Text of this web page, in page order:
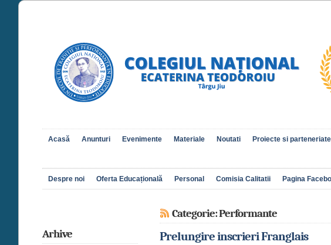
Acasă Anunturi Evenimente Materiale Noutati Proiecte si parteneriate
Despre noi Oferta Educațională Personal Comisia Calitatii Pagina
Categorie: Performante
Prelungire inscrieri Franglais
Arhive